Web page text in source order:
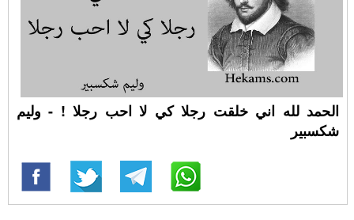
الحمد لله اني خلقت رجلا كي لا احب رجلا ! - وليم
شكسبير